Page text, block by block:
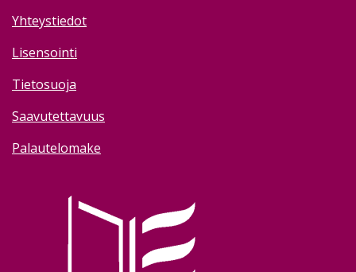
Yhteystiedot
Lisensointi
Tietosuoja
Saavutettavuus
Palautelomake